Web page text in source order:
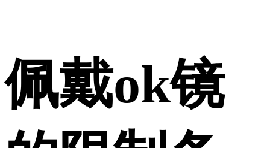
佩戴ok镜